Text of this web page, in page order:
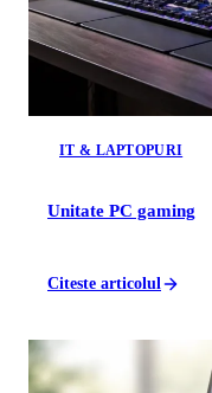
IT & LAPTOPURI
Unitate PC gaming
Citeste articolul